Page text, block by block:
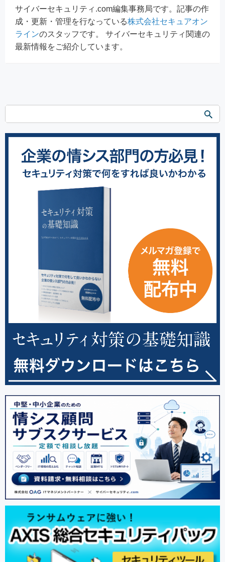
サイバーセキュリティ.com編集事務局です。記事の作
成・更新・管理を行なっている株式会社セキュアオン
ラインのスタッフです。 サイバーセキュリティ関連の
最新情報をご紹介しています。